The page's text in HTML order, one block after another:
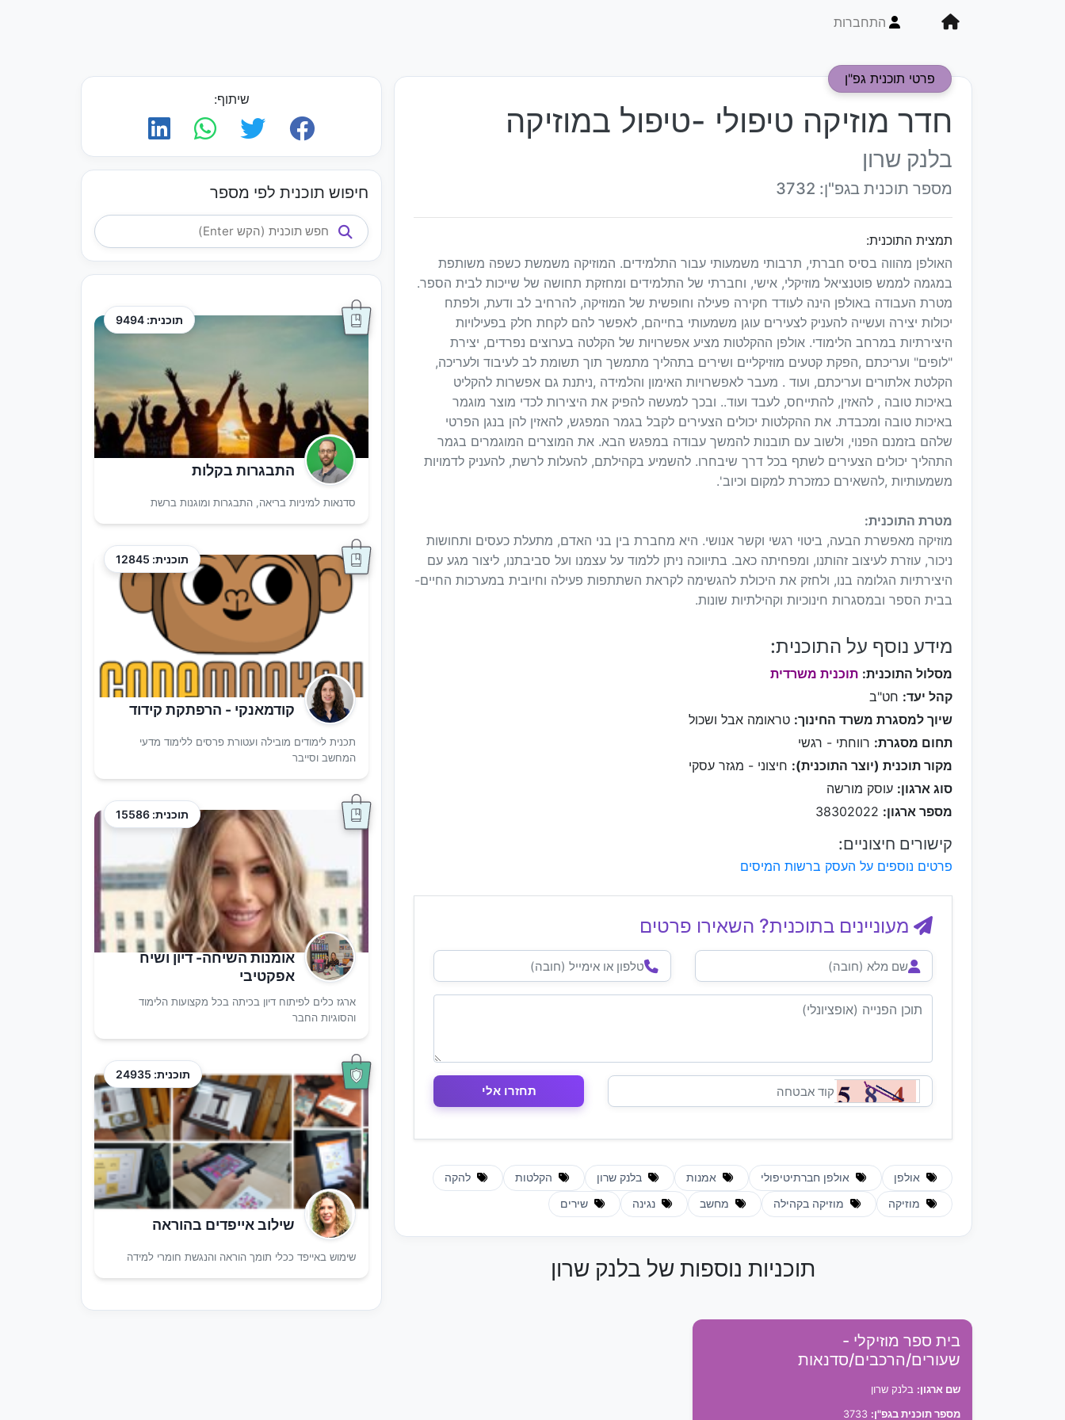
התחברות
פרטי תוכנית גפ"ן
חדר מוזיקה טיפולי -טיפול במוזיקה
בלנק שרון
מספר תוכנית בגפ"ן: 3732
תמצית התוכנית:
האולפן מהווה בסיס חברתי, תרבותי משמעותי עבור התלמידים. המוזיקה משמשת כשפה משותפת
במגמה לממש פוטנציאל מוזיקלי, אישי, וחברתי של התלמידים ומחזקת תחושה של שייכות לבית הספר.
מטרת העבודה באולפן הינה לעודד חקירה פעילה וחופשית של המוזיקה, להרחיב לב ודעת, ולפתח
יכולות יצירה ועשייה להעניק לצעירים עוגן משמעותי בחייהם, לאפשר להם לקחת חלק בפעילויות
היצירתיות במרחב הלימודי. אולפן ההקלטות מציע אפשרויות של הקלטה בערוצים נפרדים, יצירת
"לופים" ועריכתם ,הפקת קטעים מוזיקליים ושירים בתהליך מתמשך תוך תשומת לב לעיבוד ולעריכה,
הקלטת אלתורים ועריכתם, ועוד . מעבר לאפשרויות האימון והלמידה ,ניתנת גם אפשרות להקליט
באיכות טובה , להאזין, להתייחס, לעבד ועוד.. ובכך למעשה להפיק את היצירות לכדי מוצר מוגמר
באיכות טובה ומכבדת. את ההקלטות יכולים הצעירים לקבל בגמר המפגש, להאזין להן בנגן הפרטי
שלהם בזמנם הפנוי, ולשוב עם תובנות להמשך עבודה במפגש הבא. את המוצרים המוגמרים בגמר
התהליך יכולים הצעירים לשתף בכל דרך שיבחרו. להשמיע בקהילתם, להעלות לרשת, להעניק לדמויות
משמעותיות ,להשאירם כמזכרת למקום וכיוב'.
מטרת התוכנית:
מוזיקה מאפשרת הבעה, ביטוי רגשי וקשר אנושי. היא מחברת בין בני האדם, מתעלת כעסים ותחושות
ניכור, עוזרת לעיצוב זהותנו, ומפחיתה כאב. בתיווכה ניתן ללמוד על עצמנו ועל סביבתנו, ליצור מגע עם
היצירתיות הגלומה בנו, ולחזק את היכולת להגשימה לקראת השתתפות פעילה וחיובית במערכות החיים-
בבית הספר ובמסגרות חינוכיות וקהילתיות שונות.
מידע נוסף על התוכנית:
מסלול התוכנית: תוכנית משרדית
קהל יעד: חט"ב
שיוך למסגרת משרד החינוך: טראומה אבל ושכול
תחום מסגרת: רווחתי - רגשי
מקור תוכנית (יוצר התוכנית): חיצוני - מגזר עסקי
סוג ארגון: עוסק מורשה
מספר ארגון:
קישורים חיצוניים:
פרטים נוספים על העסק ברשות המיסים
מעוניינים בתוכנית? השאירו פרטים
אולפן אולפן חברתיטיפולי אמנות בלנק שרון הקלטות להקה
מוזיקה מוזיקה בקהילה מחשב נגינה שירים
תוכניות נוספות של בלנק שרון
בית ספר מוזיקלי -
שעורים/הרכבים/סדנאות
שם ארגון: בלנק שרון
מספר תוכנית בגפ"ן:
שיתוף:
חיפוש תוכנית לפי מספר
תוכנית: 9494
התבגרות בקלות
סדנאות למיניות בריאה, התבגרות ומוגנות ברשת
תוכנית: 12845
קודמאנקי - הרפתקת קידוד
תכנית לימודים מובילה ועטורת פרסים ללימוד מדעי
המחשב וסייבר
תוכנית: 15586
אומנות השיחה- דיון ושיח
אפקטיבי
ארגז כלים לפיתוח דיון בכיתה בכל מקצועות הלימוד
והסוגיות החבר
תוכנית: 24935
שילוב אייפדים בהוראה
שימוש באייפד ככלי תומך הוראה והנגשת חומרי למידה